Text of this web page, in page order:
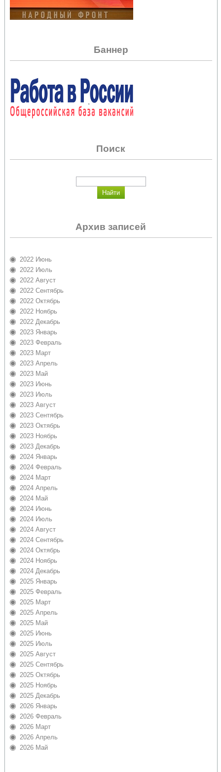
Баннер
Поиск
Архив записей
2022 Июнь
2022 Июль
2022 Август
2022 Сентябрь
2022 Октябрь
2022 Ноябрь
2022 Декабрь
2023 Январь
2023 Февраль
2023 Март
2023 Апрель
2023 Май
2023 Июнь
2023 Июль
2023 Август
2023 Сентябрь
2023 Октябрь
2023 Ноябрь
2023 Декабрь
2024 Январь
2024 Февраль
2024 Март
2024 Апрель
2024 Май
2024 Июнь
2024 Июль
2024 Август
2024 Сентябрь
2024 Октябрь
2024 Ноябрь
2024 Декабрь
2025 Январь
2025 Февраль
2025 Март
2025 Апрель
2025 Май
2025 Июнь
2025 Июль
2025 Август
2025 Сентябрь
2025 Октябрь
2025 Ноябрь
2025 Декабрь
2026 Январь
2026 Февраль
2026 Март
2026 Апрель
2026 Май